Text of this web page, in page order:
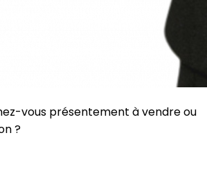
vous présentement à vendre ou
?